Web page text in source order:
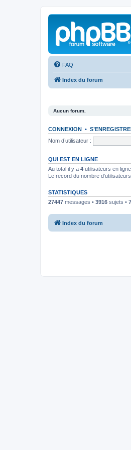
FAQ
Index du forum
Aucun forum.
CONNEXION •
Nom d’utilisateur :
QUI EST EN LIGNE
Au total il y a 4 utilisateurs en
Le record du nombre
STATISTIQUES
27447 messages • 3916 sujets •
Index du forum